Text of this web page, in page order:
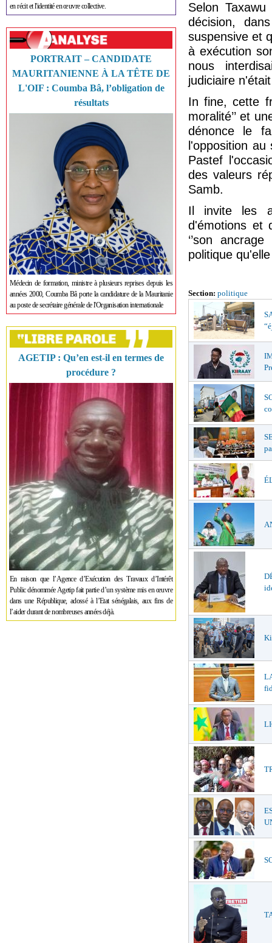
en récit et l'identité en œuvre collective.
PORTRAIT – CANDIDATE
MAURITANIENNE À LA TÊTE DE
L'OIF : Coumba Bâ, l’obligation de
résultats
Médecin de formation, ministre à plusieurs reprises depuis les
années 2000, Coumba Bâ porte la candidature de la Mauritanie
au poste de secrétaire générale de l'Organisation internationale
AGETIP : Qu’en est-il en termes de
procédure ?
En raison que l’Agence d’Exécution des Travaux d’Intérêt
Public dénommée Agetip fait partie d’un système mis en œuvre
dans une République, adossé à l’Etat sénégalais, aux fins de
l’aider durant de nombreuses années déjà.
Selon
décision,
suspensive et
à exécution
nous
judiciaire
In fine, cette
moralité’’ et
dénonce le
l'opposition
Pastef
des valeurs
Samb.
Il invite les
d'émotions et
‘’son
politique
Section: politique